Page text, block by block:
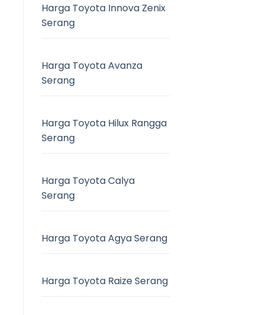
Harga Toyota Innova Zenix
Serang
Harga Toyota Avanza
Serang
Harga Toyota Hilux Rangga
Serang
Harga Toyota Calya
Serang
Harga Toyota Agya Serang
Harga Toyota Raize Serang